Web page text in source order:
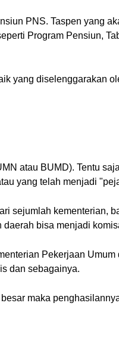
PNS. Taspen yang
Program Pensiun,
yang diselenggarakan
atau BUMD). Tentu
yang telah menjadi
sejumlah kementerian,
bisa menjadi
Pekerjaan Umum
dan sebagainya.
maka